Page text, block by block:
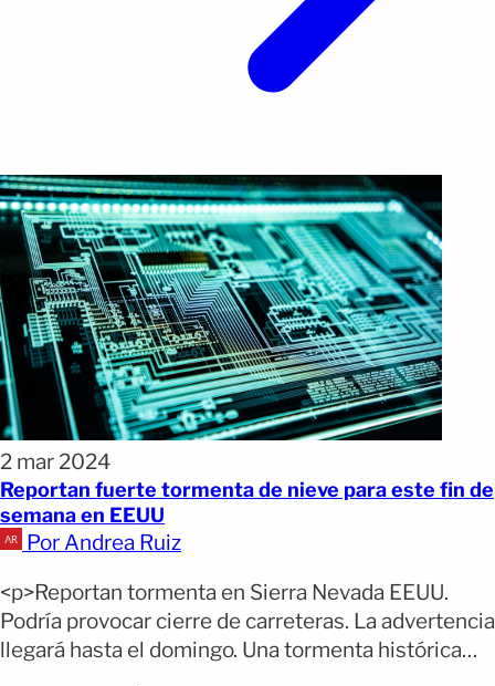
2 mar 2024
Reportan fuerte tormenta de nieve para este fin de
semana en EEUU
Por Andrea Ruiz
<p>Reportan tormenta en Sierra Nevada EEUU.
Podría provocar cierre de carreteras. La advertencia
llegará hasta el domingo. Una tormenta histórica